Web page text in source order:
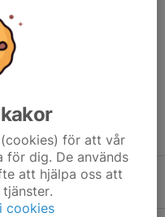
23/12
för att vår
för dig. De används
att hjälpa oss att
cookies